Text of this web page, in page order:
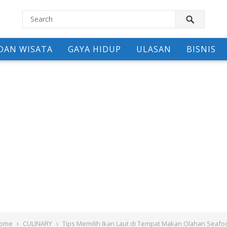
WISATA GAYA HIDUP ULASAN BISNIS
CULINARY Tips Memilih Ikan Laut di Tempat Makan Olahan